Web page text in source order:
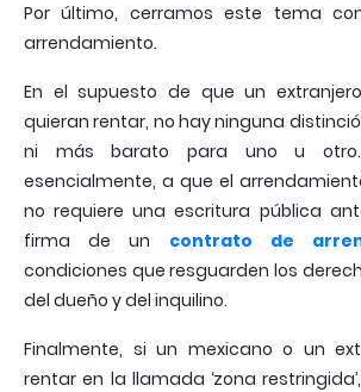
Por último, cerramos este tema
arrendamiento.
En el supuesto de que un
quieran rentar, no hay ninguna
ni más barato para uno u
esencialmente, a que el
no requiere una escritura pública
firma de un contrato de
condiciones que resguarden los
del dueño y del inquilino.
Finalmente, si un mexicano o un
rentar en la llamada ‘zona